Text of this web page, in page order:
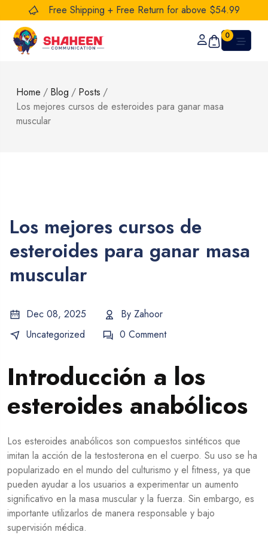
Free Shipping + Free Return for above $54.99
0
Home / Blog / Posts /
Los mejores cursos de esteroides para ganar masa
muscular
Los mejores cursos de
esteroides para ganar masa
muscular
Dec 08, 2025 By Zahoor
Uncategorized
0 Comment
Introducción a los
esteroides anabólicos
Los esteroides anabólicos son compuestos sintéticos que
imitan la acción de la testosterona en el cuerpo. Su uso se ha
popularizado en el mundo del culturismo y el fitness, ya que
pueden ayudar a los usuarios a experimentar un aumento
significativo en la masa muscular y la fuerza. Sin embargo, es
importante utilizarlos de manera responsable y bajo
supervisión médica.